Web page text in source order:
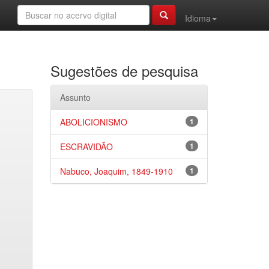
Idioma
Sugestões de pesquisa
Assunto
1
ABOLICIONISMO
1
ESCRAVIDÃO
1
Nabuco, Joaquim, 1849-1910